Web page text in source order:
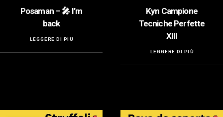
Posaman – 🎤 I’m
back
LEGGERE DI PIÙ
Kyn Campione
Tecniche Perfette
XIII
LEGGERE DI PIÙ